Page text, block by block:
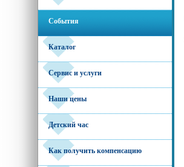
События
Каталог
Сервис и услуги
Наши цены
Детский час
Как получить компенсацию